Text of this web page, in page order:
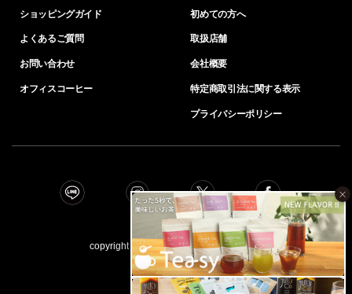
×
ショッピングガイド
よくあるご質問
お問い合わせ
オフィスコーヒー
初めての方へ
取扱店舗
会社概要
特定商取引法に関する表示
プライバシーポリシー
copyright © INIC coﬀee all right reserved